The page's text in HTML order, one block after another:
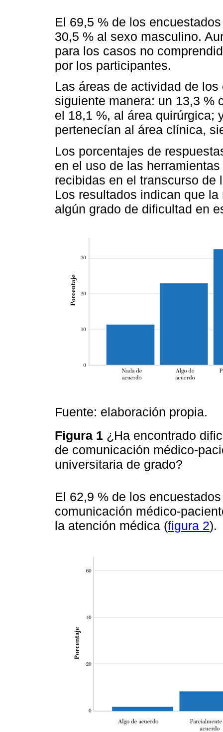
El 69,5 % de los
30,5 % al sexo masculino.
para los casos no
por los participantes.
Las áreas de actividad de
siguiente manera: un 13,3 %
el 18,1 %, al área quirúrgica;
pertenecían al área clínica,
Los porcentajes de
en el uso de las
recibidas en el transcurso
Los resultados indican que
algún grado de dificultad en
Fuente: elaboración propia.
Figura 1 ¿Ha encontrado
de comunicación médico-
universitaria de grado?
El 62,9 % de los
comunicación médico-
la atención médica (figura 2).